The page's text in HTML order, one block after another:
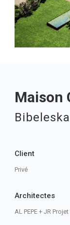
Maison
Client
Privé
Architectes
AL PEPE + JR Projet